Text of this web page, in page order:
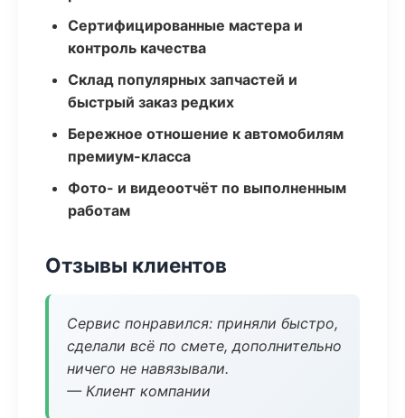
Сертифицированные мастера и
контроль качества
Склад популярных запчастей и
быстрый заказ редких
Бережное отношение к автомобилям
премиум-класса
Фото- и видеоотчёт по выполненным
работам
Отзывы клиентов
Сервис понравился: приняли быстро,
сделали всё по смете, дополнительно
ничего не навязывали.
— Клиент компании